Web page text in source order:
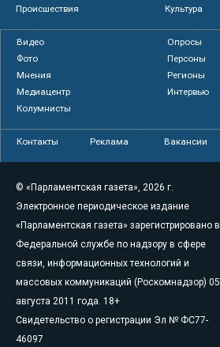
Происшествия
Культура
Видео
Опросы
Фото
Персоны
Мнения
Регионы
Медиацентр
Интервью
Колумнисты
Контакты Реклама Вакансии
© «Парламентская газета», 2026 г.
Электронное периодическое издание
«Парламентская газета» зарегистрировано в
Федеральной службе по надзору в сфере
связи, информационных технологий и
массовых коммуникаций (Роскомнадзор) 05
августа 2011 года. 18+
Свидетельство о регистрации Эл № ФС77-
46097